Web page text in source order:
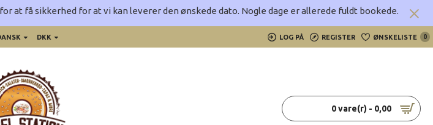
at få sikkerhed for at vi kan leverer den ønskede dato. Nogle dage er allerede fuldt bookede.
DKK LOG PÅ REGISTER ØNSKELISTE 0
0 vare(r) - 0,00